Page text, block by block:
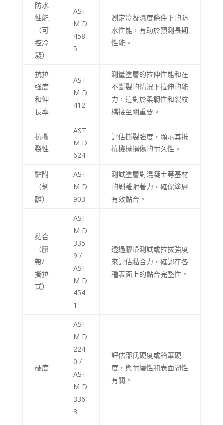
防水
性能
（可
控冷
凝）
AST
M D
458
5
測定冷凝濕度條件下的防
水性能，有助於預測長期
性能。
抗拉
強度
和伸
長率
AST
M D
412
測量塗層的拉伸性能和在
不斷裂的情況下拉伸的能
力，這對於柔韌性和裂紋
橋接至關重要。
抗撕
裂性
AST
M D
624
評估撕裂強度，顯示其抵
抗機械損傷的耐久性。
黏附
（剝
離）
AST
M D
903
測試塗層對混凝土等基材
的剝離附著力，確保塗層
有效黏合。
黏合
（膠
帶/
撕拉
式）
AST
M D
335
9 /
AST
M D
454
1
透過膠帶測試或拉拔強度
來評估黏合力，確認在各
種表面上的黏合完整性。
硬度
AST
M D
224
0 /
AST
M D
336
3
評估邵氏硬度或鉛筆硬
度，與耐磨性和表面韌性
有關。
Belarusian
Malay
Malayalam
Cebuano
Czech
Lower Sorbian
Dzongkha
Estonian
Icelandic
Panjabi
Swedish
Spanish (Argentina)
Hebrew